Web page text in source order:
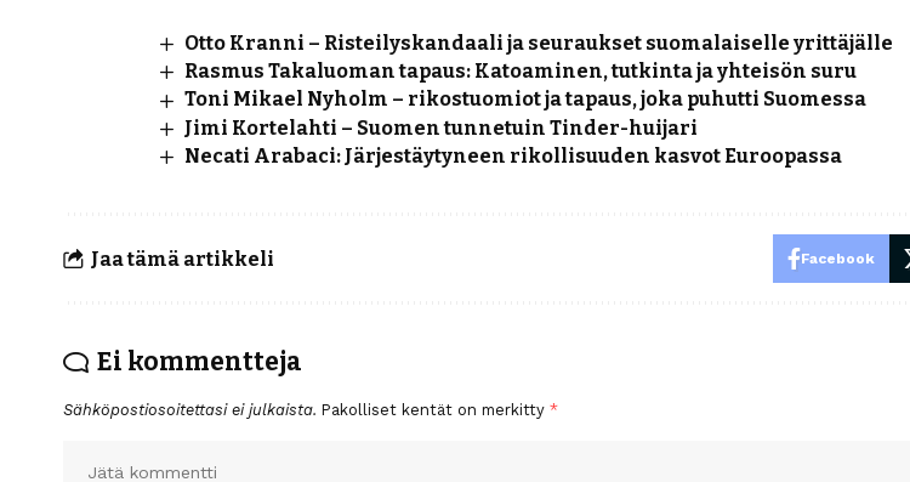
Otto Kranni – Risteilyskandaali ja seuraukset suomalaiselle yrittäjälle
Rasmus Takaluoman tapaus: Katoaminen, tutkinta ja yhteisön suru
Toni Mikael Nyholm – rikostuomiot ja tapaus, joka puhutti Suomessa
Jimi Kortelahti – Suomen tunnetuin Tinder-huijari
Necati Arabaci: Järjestäytyneen rikollisuuden kasvot Euroopassa
Jaa tämä artikkeli Facebook
Ei kommentteja
Sähköpostiosoitettasi ei julkaista. Pakolliset kentät on merkitty *